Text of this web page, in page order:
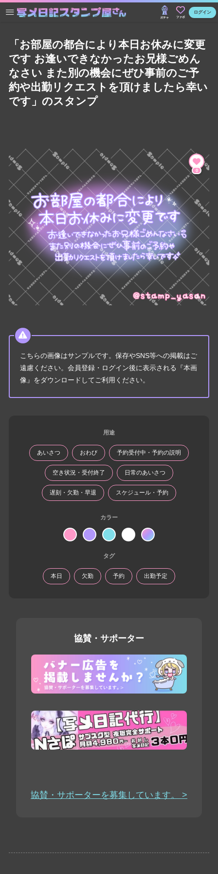
ガチャ ファボ
ログイン
「お部屋の都合により本日お休みに変更
です お逢いできなかったお兄様ごめん
なさい また別の機会にぜひ事前のご予
約や出勤リクエストを頂けましたら幸い
です」のスタンプ
0
こちらの画像はサンプルです。保存やSNS等への掲載はご
遠慮ください。会員登録・ログイン後に表示される『本画
像』をダウンロードしてご利用ください。
用途
あいさつ おわび 予約受付中・予約の説明
空き状況・受付終了 日常のあいさつ
遅刻・欠勤・早退 スケジュール・予約
カラー
タグ
本日 欠勤 予約 出勤予定
協賛・サポーター
協賛・サポーターを募集しています。 >